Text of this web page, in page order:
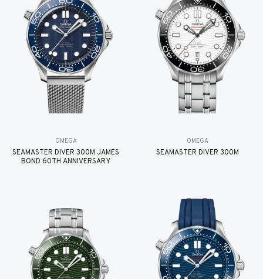
OMEGA
SEAMASTER DIVER 300M JAMES
BOND 60TH ANNIVERSARY
OMEGA
SEAMASTER DIVER 300M